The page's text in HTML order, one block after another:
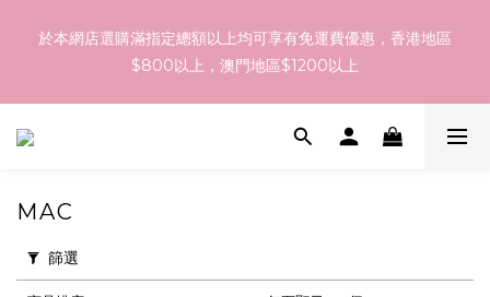
港，最終亦要視乎各品牌最終發貨日子及出貨速度而定。
於本網店選購滿指定總額以上均可享有免運費優惠，香港地區
$800以上，澳門地區$1200以上
訂貨到貨資訊：於 05 - 18/Aug 期間訂貨，預計於 26/Aug 到
MAC
篩選